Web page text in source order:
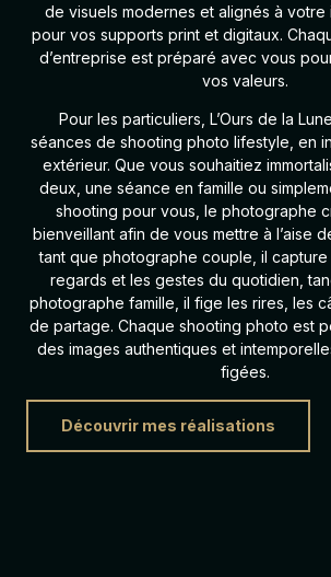
de visuels modernes et alignés à votre
pour vos supports print et digitaux.
d’entreprise est préparé avec vous
vos valeurs.
Pour les particuliers , L’Ours de la
séances de shooting photo lifestyle, en
extérieur. Que vous souhaitiez
deux, une séance en famille ou
shooting pour vous, le photographe
bienveillant afin de vous mettre à l’aise
tant que photographe couple, il capture
regards et les gestes du quotidien,
photographe famille, il fige les rires, les
de partage. Chaque shooting photo est
des images authentiques et
figées.
Découvrir mes réalisations